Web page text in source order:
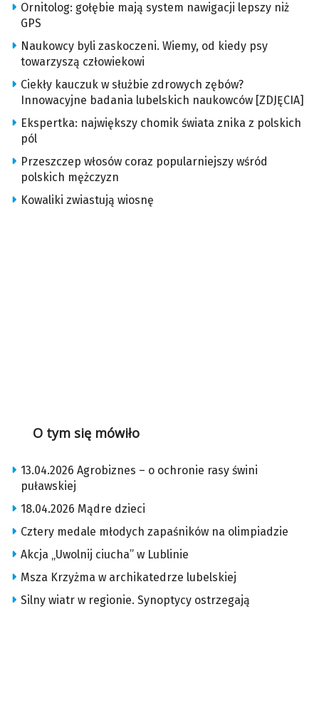
Ornitolog: gołębie mają system nawigacji lepszy niż
GPS
Naukowcy byli zaskoczeni. Wiemy, od kiedy psy
towarzyszą człowiekowi
Ciekły kauczuk w służbie zdrowych zębów?
Innowacyjne badania lubelskich naukowców [ZDJĘCIA]
Ekspertka: największy chomik świata znika z polskich
pól
Przeszczep włosów coraz popularniejszy wśród
polskich mężczyzn
Kowaliki zwiastują wiosnę
O tym się mówiło
13.04.2026 Agrobiznes – o ochronie rasy świni
puławskiej
18.04.2026 Mądre dzieci
Cztery medale młodych zapaśników na olimpiadzie
Akcja „Uwolnij ciucha” w Lublinie
Msza Krzyżma w archikatedrze lubelskiej
Silny wiatr w regionie. Synoptycy ostrzegają